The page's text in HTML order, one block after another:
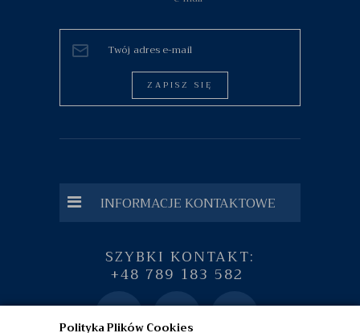
Polityka Plików Cookies
ZAPISZ SIĘ
INFORMACJE KONTAKTOWE
SZYBKI KONTAKT:
+48 789 183 582